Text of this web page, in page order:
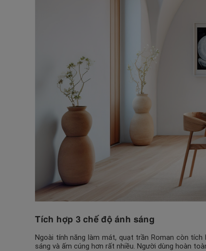
Tích hợp 3 chế độ ánh sáng
Ngoài tính năng làm mát, quạt trần Roman còn
sáng và ấm cúng hơn rất nhiều. Người dùng hoàn